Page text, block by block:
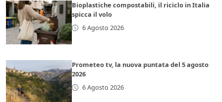
Bioplastiche compostabili, il riciclo in Italia
spicca il volo
6 Agosto 2026
Prometeo tv, la nuova puntata del 5 agosto
2026
6 Agosto 2026